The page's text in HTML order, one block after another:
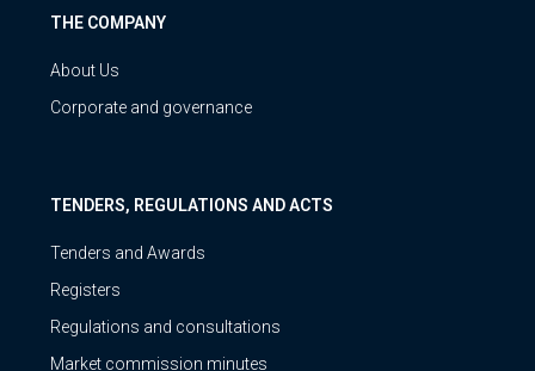
THE COMPANY
About Us
Corporate and governance
TENDERS, REGULATIONS AND ACTS
Tenders and Awards
Registers
Regulations and consultations
Market commission minutes